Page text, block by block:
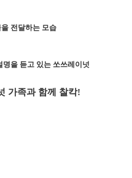
전달하는 모습
을 듣고 있는 쏘쓰레이넛
가족과 함께 찰칵!